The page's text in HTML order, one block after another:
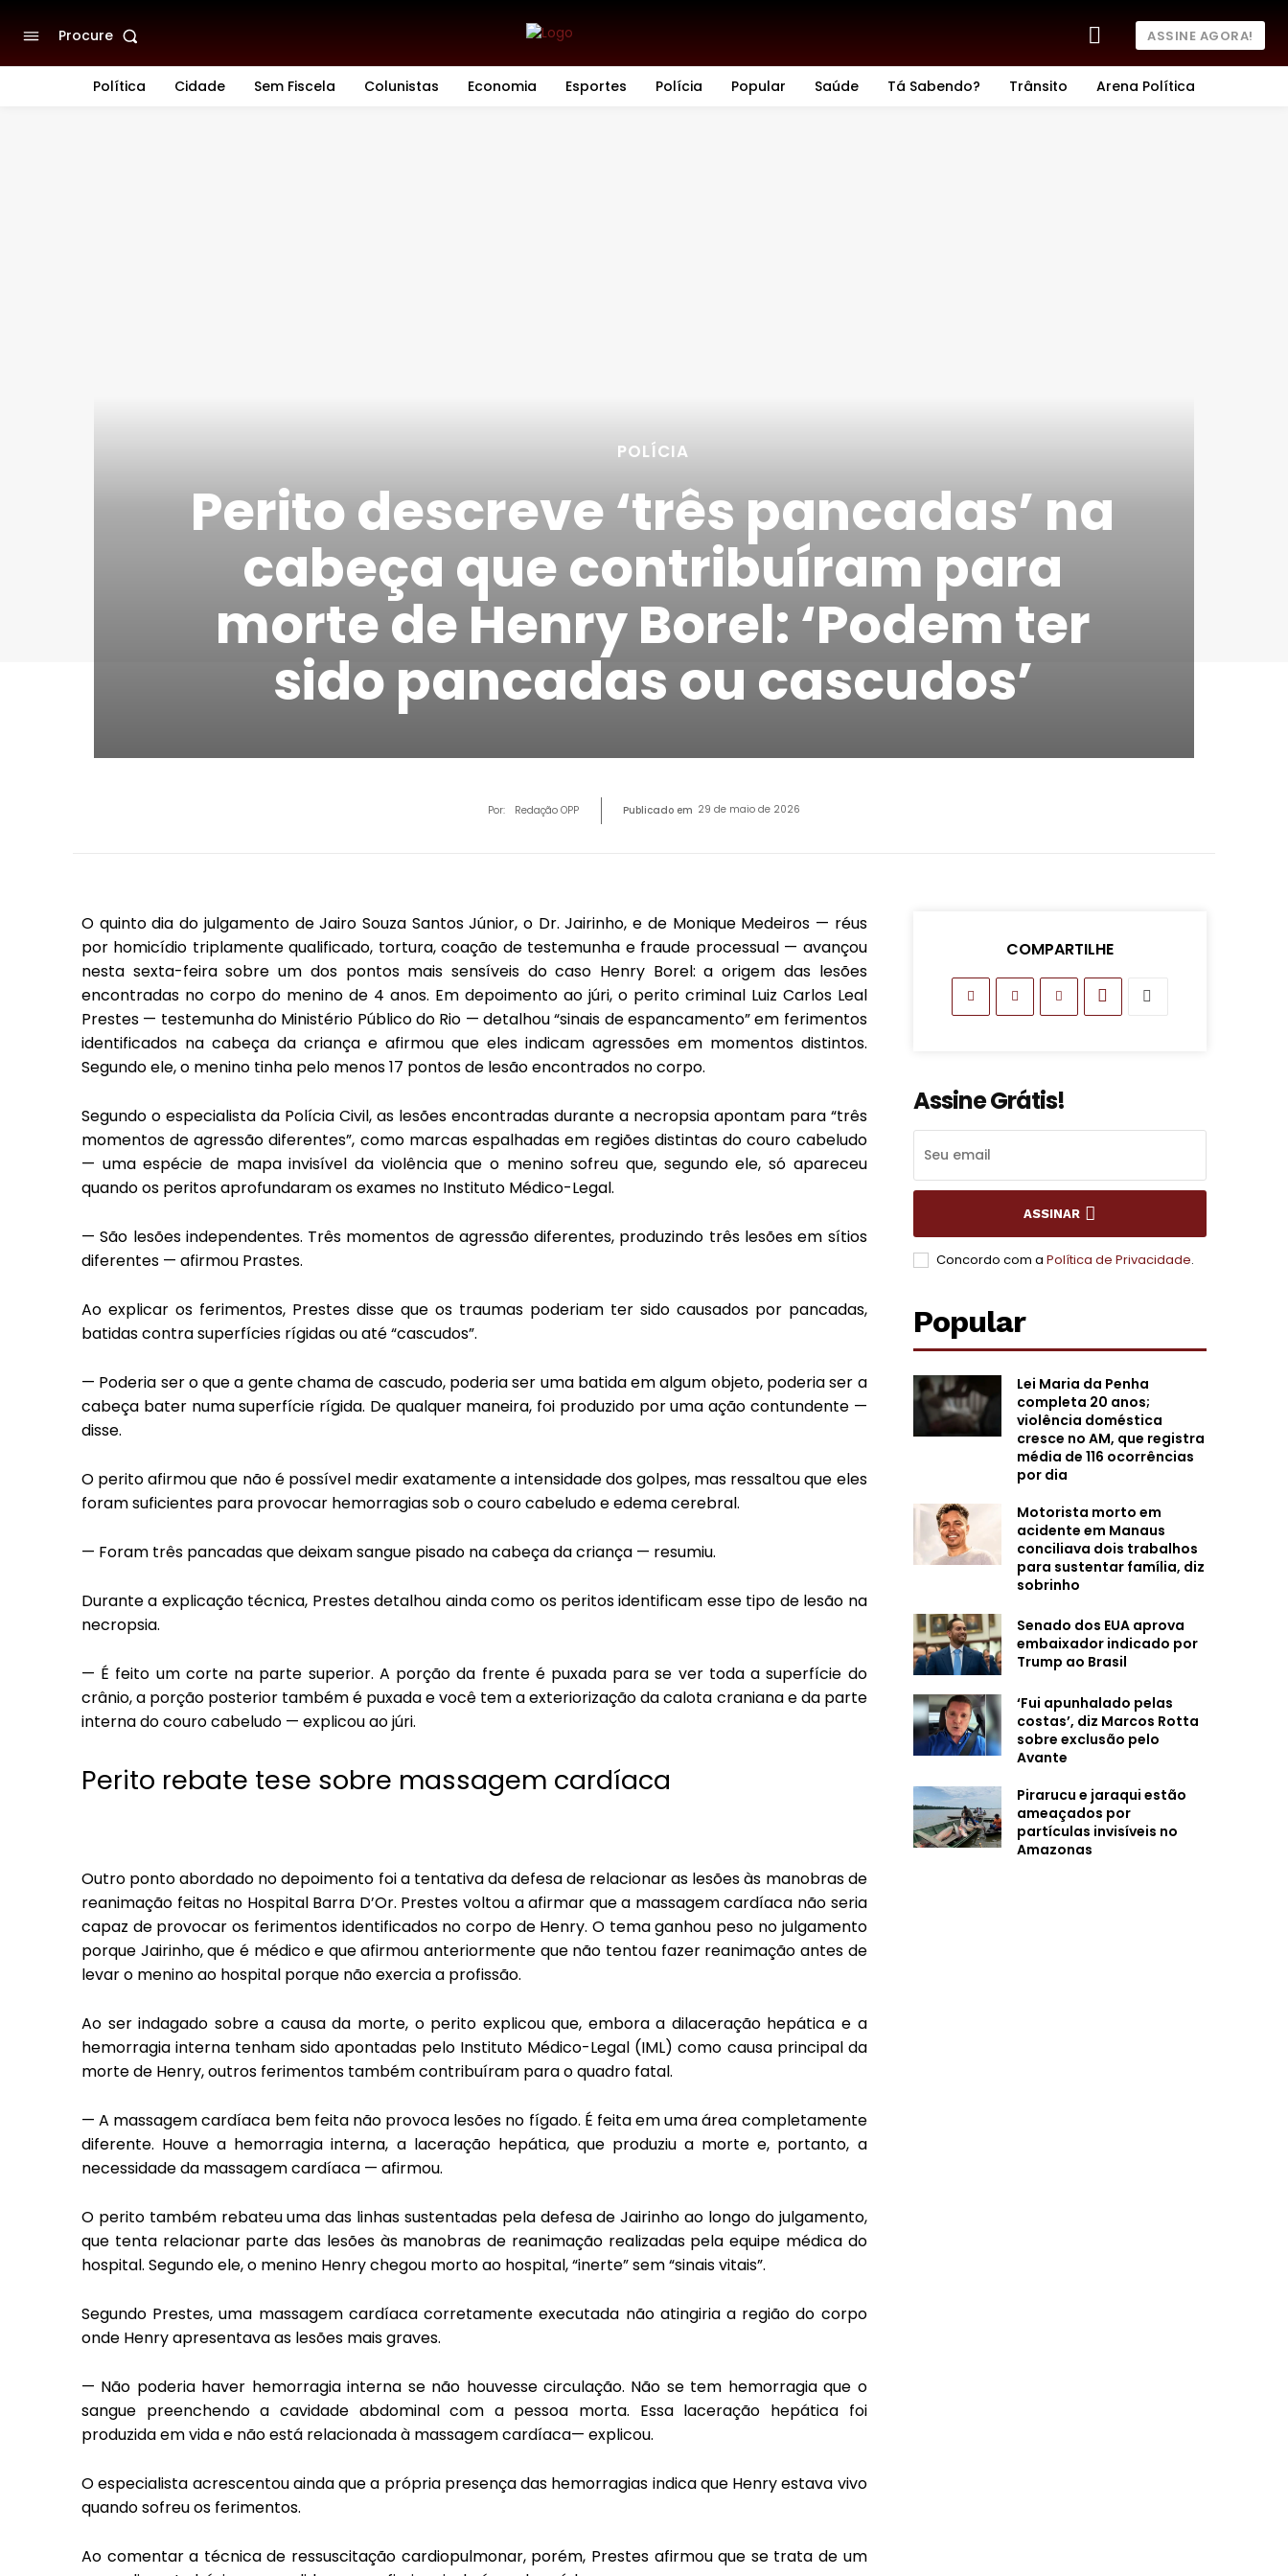
Procure ASSINE AGORA!
Política Cidade Sem Fiscela Colunistas Economia Esportes Polícia Popular Saúde Tá Sabendo? Trânsito Arena Política
POLÍCIA
Perito descreve ‘três pancadas’ na
cabeça que contribuíram para
morte de Henry Borel: ‘Podem ter
sido pancadas ou cascudos’
Por: Redação OPP Publicado em 29 de maio de 2026
O quinto dia do julgamento de Jairo Souza Santos Júnior, o Dr. Jairinho, e de Monique Medeiros — réus
por homicídio triplamente qualificado, tortura, coação de testemunha e fraude processual — avançou
nesta sexta-feira sobre um dos pontos mais sensíveis do caso Henry Borel: a origem das lesões
encontradas no corpo do menino de 4 anos. Em depoimento ao júri, o perito criminal Luiz Carlos Leal
Prestes — testemunha do Ministério Público do Rio — detalhou “sinais de espancamento” em ferimentos
identificados na cabeça da criança e afirmou que eles indicam agressões em momentos distintos.
Segundo ele, o menino tinha pelo menos 17 pontos de lesão encontrados no corpo.
Segundo o especialista da Polícia Civil, as lesões encontradas durante a necropsia apontam para “três
momentos de agressão diferentes”, como marcas espalhadas em regiões distintas do couro cabeludo
— uma espécie de mapa invisível da violência que o menino sofreu que, segundo ele, só apareceu
quando os peritos aprofundaram os exames no Instituto Médico-Legal.
— São lesões independentes. Três momentos de agressão diferentes, produzindo três lesões em sítios
diferentes — afirmou Prastes.
Ao explicar os ferimentos, Prestes disse que os traumas poderiam ter sido causados por pancadas,
batidas contra superfícies rígidas ou até “cascudos”.
— Poderia ser o que a gente chama de cascudo, poderia ser uma batida em algum objeto, poderia ser a
cabeça bater numa superfície rígida. De qualquer maneira, foi produzido por uma ação contundente —
disse.
O perito afirmou que não é possível medir exatamente a intensidade dos golpes, mas ressaltou que eles
foram suficientes para provocar hemorragias sob o couro cabeludo e edema cerebral.
— Foram três pancadas que deixam sangue pisado na cabeça da criança — resumiu.
Durante a explicação técnica, Prestes detalhou ainda como os peritos identificam esse tipo de lesão na
necropsia.
— É feito um corte na parte superior. A porção da frente é puxada para se ver toda a superfície do
crânio, a porção posterior também é puxada e você tem a exteriorização da calota craniana e da parte
interna do couro cabeludo — explicou ao júri.
Perito rebate tese sobre massagem cardíaca
Outro ponto abordado no depoimento foi a tentativa da defesa de relacionar as lesões às manobras de
reanimação feitas no Hospital Barra D’Or. Prestes voltou a afirmar que a massagem cardíaca não seria
capaz de provocar os ferimentos identificados no corpo de Henry. O tema ganhou peso no julgamento
porque Jairinho, que é médico e que afirmou anteriormente que não tentou fazer reanimação antes de
levar o menino ao hospital porque não exercia a profissão.
Ao ser indagado sobre a causa da morte, o perito explicou que, embora a dilaceração hepática e a
hemorragia interna tenham sido apontadas pelo Instituto Médico-Legal (IML) como causa principal da
morte de Henry, outros ferimentos também contribuíram para o quadro fatal.
— A massagem cardíaca bem feita não provoca lesões no fígado. É feita em uma área completamente
diferente. Houve a hemorragia interna, a laceração hepática, que produziu a morte e, portanto, a
necessidade da massagem cardíaca — afirmou.
O perito também rebateu uma das linhas sustentadas pela defesa de Jairinho ao longo do julgamento,
que tenta relacionar parte das lesões às manobras de reanimação realizadas pela equipe médica do
hospital. Segundo ele, o menino Henry chegou morto ao hospital, “inerte” sem “sinais vitais”.
Segundo Prestes, uma massagem cardíaca corretamente executada não atingiria a região do corpo
onde Henry apresentava as lesões mais graves.
— Não poderia haver hemorragia interna se não houvesse circulação. Não se tem hemorragia que o
sangue preenchendo a cavidade abdominal com a pessoa morta. Essa laceração hepática foi
produzida em vida e não está relacionada à massagem cardíaca— explicou.
O especialista acrescentou ainda que a própria presença das hemorragias indica que Henry estava vivo
quando sofreu os ferimentos.
Ao comentar a técnica de ressuscitação cardiopulmonar, porém, Prestes afirmou que se trata de um
COMPARTILHE
Assine Grátis!
ASSINAR
Concordo com a Política de Privacidade.
Popular
Lei Maria da Penha
completa 20 anos;
violência doméstica
cresce no AM, que registra
média de 116 ocorrências
por dia
Motorista morto em
acidente em Manaus
conciliava dois trabalhos
para sustentar família, diz
sobrinho
Senado dos EUA aprova
embaixador indicado por
Trump ao Brasil
‘Fui apunhalado pelas
costas’, diz Marcos Rotta
sobre exclusão pelo
Avante
Pirarucu e jaraqui estão
ameaçados por
partículas invisíveis no
Amazonas